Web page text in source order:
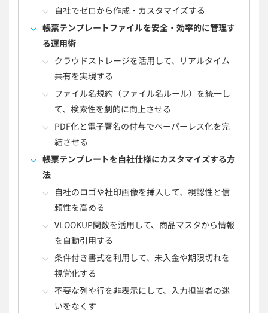
自社でゼロから作成・カスタマイズする
帳票テンプレートファイルを安全・効率的に管理す
る運用術
クラウドストレージを活用して、リアルタイム
共有を実現する
ファイル名規約（ファイル名ルール）を統一し
て、検索性を劇的に向上させる
PDF化と電子署名の付与でペーパーレス化を完
結させる
帳票テンプレートを自社仕様にカスタマイズする方
法
自社のロゴや社印画像を挿入して、視認性と信
頼性を高める
VLOOKUP関数を活用して、商品マスタから情報
を自動引用する
条件付き書式を利用して、未入金や期限切れを
視覚化する
不要な列や行を非表示にして、入力担当者の迷
いをなくす